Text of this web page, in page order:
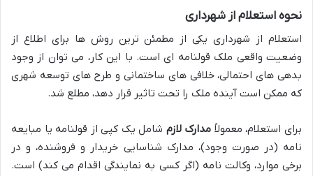
نحوه استعلام از شهرداری
استعلام از شهرداری یکی از مطمئن ترین روش ها برای اطلاع از
وضعیت واقعی ملک قولنامه ای است. با این کار، می توان از وجود
بدهی های احتمالی، خلافی های ساختمانی و طرح های توسعه شهری
که ممکن است آینده ملک را تحت تاثیر قرار دهد، مطلع شد.
برای استعلام، معمولاً مدارک لازم شامل یک کپی از قولنامه یا مبایعه
نامه (در صورت وجود)، مدارک شناسایی خریدار و فروشنده، و در
برخی موارد، وکالت نامه (اگر کسی به نمایندگی اقدام می کند) است.